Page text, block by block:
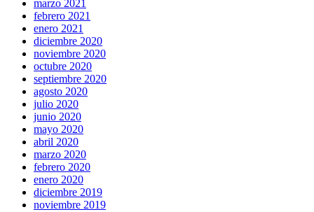
marzo 2021
febrero 2021
enero 2021
diciembre 2020
noviembre 2020
octubre 2020
septiembre 2020
agosto 2020
julio 2020
junio 2020
mayo 2020
abril 2020
marzo 2020
febrero 2020
enero 2020
diciembre 2019
noviembre 2019